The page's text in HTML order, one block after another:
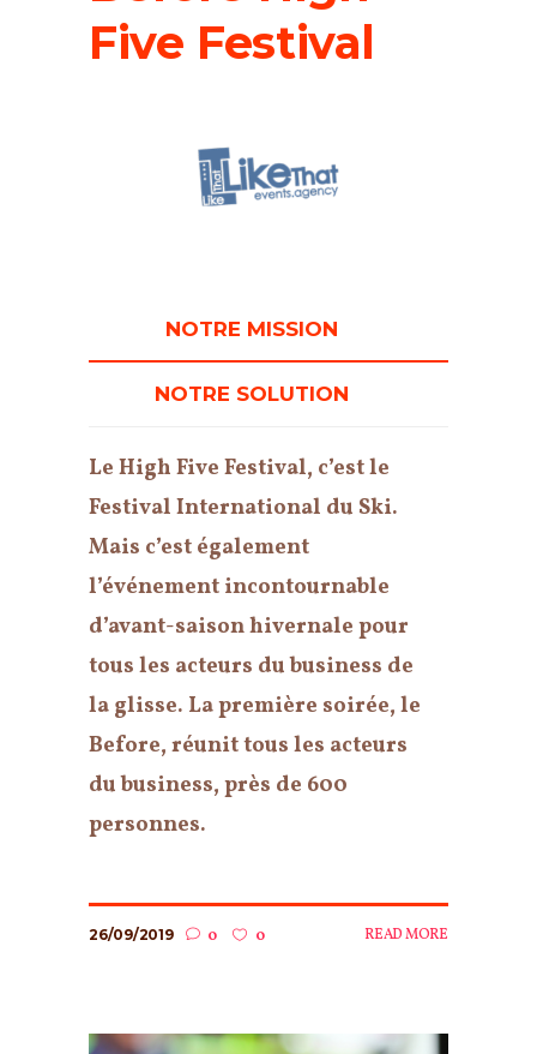
Five Festival
NOTRE MISSION
NOTRE SOLUTION
Le High Five Festival, c’est le
Festival International du Ski.
Mais c’est également
l’événement incontournable
d’avant-saison hivernale pour
tous les acteurs du business de
la glisse. La première soirée, le
Before, réunit tous les acteurs
du business, près de 600
personnes.
26/09/2019 0 0 READ MORE